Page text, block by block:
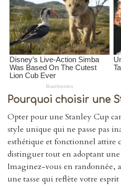
Pourquoi choisir une
Opter pour une Stanley Cup
style unique qui ne passe pas
esthétique et fonctionnel attire
distinguer tout en adoptant
Imaginez-vous en randonnée,
une tasse qui reflète votre